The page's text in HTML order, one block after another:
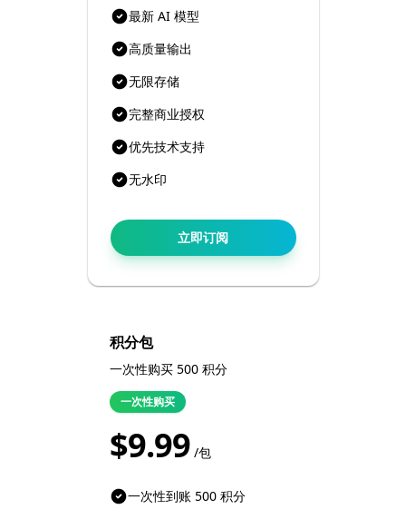
最新 AI 模型
高质量输出
无限存储
完整商业授权
优先技术支持
无水印
立即订阅
积分包
一次性购买 500 积分
一次性购买
$9.99 /包
一次性到账 500 积分